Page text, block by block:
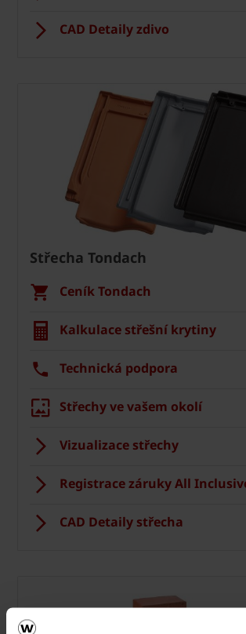
CAD Detaily zdivo
Střecha Tondach
Ceník Tondach
Kalkulace střešní krytiny
Technická podpora
Střechy ve vašem okolí
Vizualizace střechy
Registrace záruky All
CAD Detaily střecha